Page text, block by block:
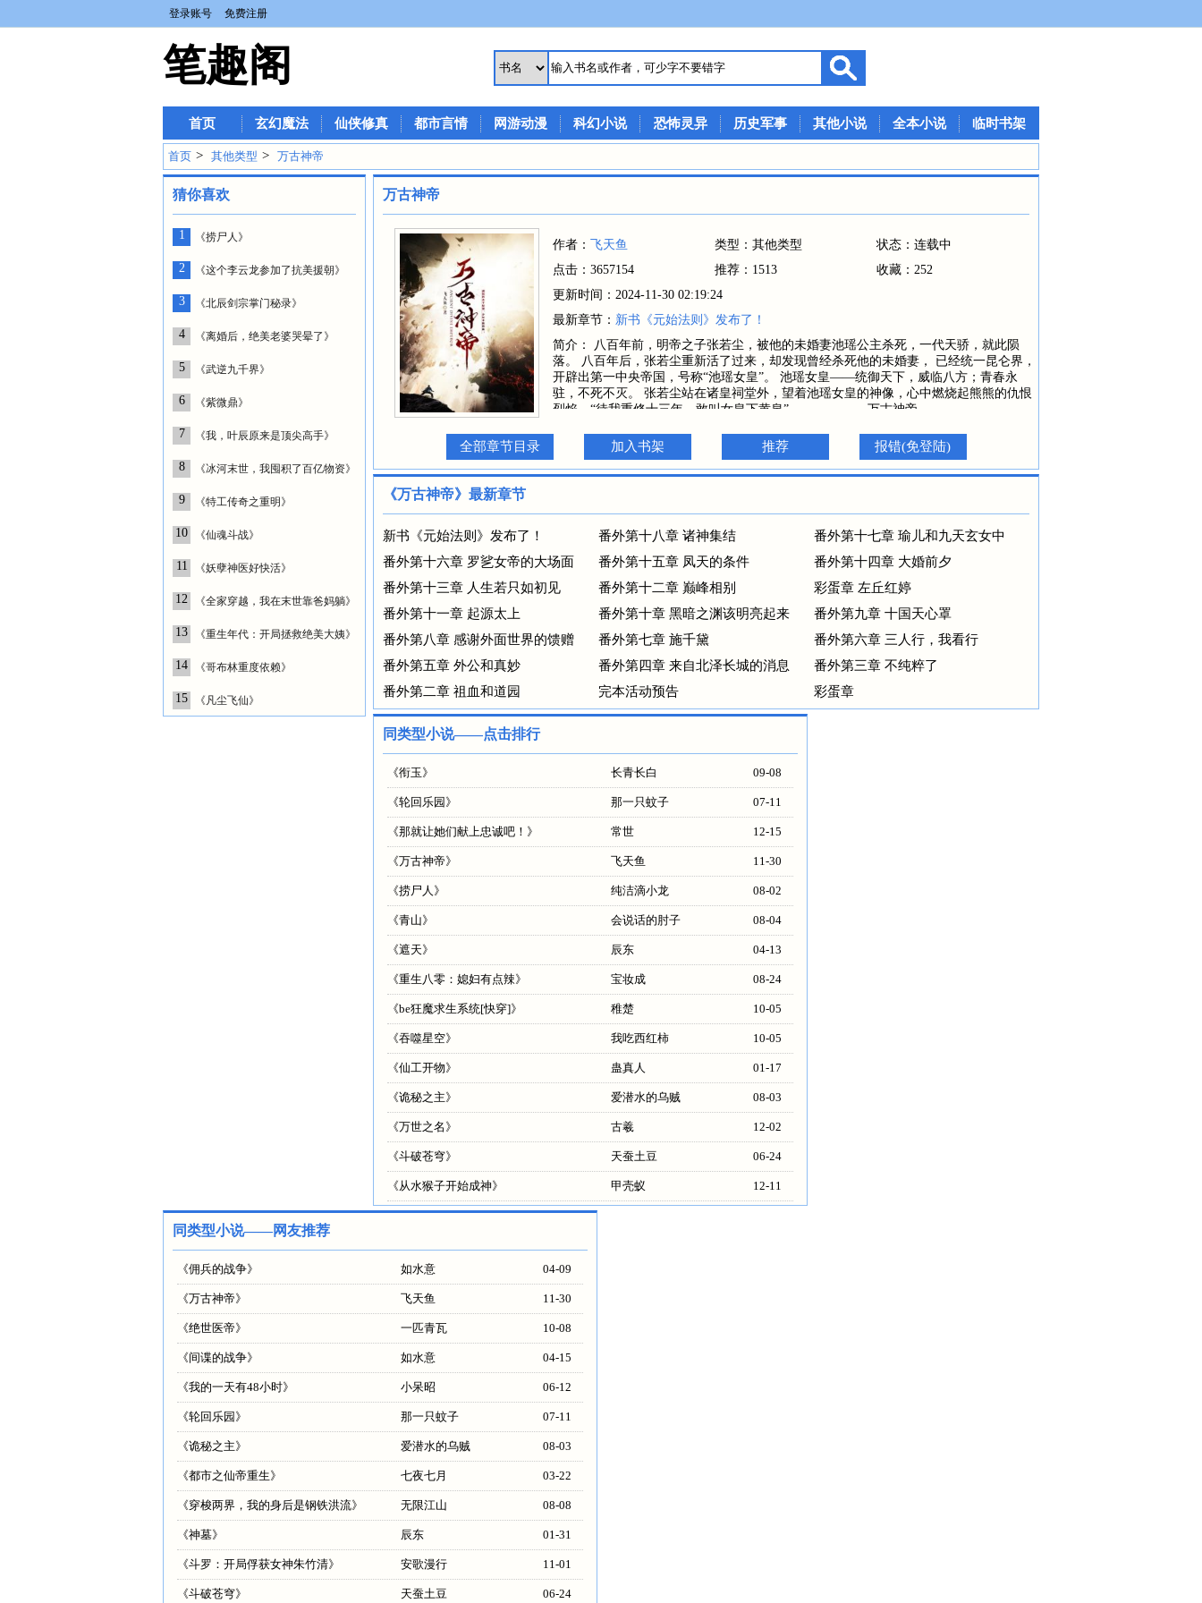
登录账号 免费注册
笔趣阁
首页 玄幻魔法 仙侠修真 都市言情 网游动漫 科幻小说 恐怖灵异 历史军事 其他小说 全本小说 临时书架
首页 > 其他类型 > 万古神帝
猜你喜欢
1 《捞尸人》
2 《这个李云龙参加了抗美援朝》
3 《北辰剑宗掌门秘录》
4 《离婚后，绝美老婆哭晕了》
5 《武逆九千界》
6 《紫微鼎》
7 《我，叶辰原来是顶尖高手》
8 《冰河末世，我囤积了百亿物资》
9 《特工传奇之重明》
10 《仙魂斗战》
11 《妖孽神医好快活》
12 《全家穿越，我在末世靠爸妈躺》
13 《重生年代：开局拯救绝美大姨》
14 《哥布林重度依赖》
15 《凡尘飞仙》
万古神帝
作者： 飞天鱼 类型：其他类型
状态：连载中
点击：3657154
推荐：1513
收藏：252
更新时间：2024-11-30 02:19:24
最新章节： 新书《元始法则》发布了！
简介： 八百年前，明帝之子张若尘，被他的未婚妻池瑶公主杀死，一代天骄，就此陨
落。 八百年后，张若尘重新活了过来，却发现曾经杀死他的未婚妻， 已经统一昆仑界，
开辟出第一中央帝国，号称“池瑶女皇”。 池瑶女皇——统御天下，威临八方；青春永
驻，不死不灭。 张若尘站在诸皇祠堂外，望着池瑶女皇的神像，心中燃烧起熊熊的仇恨
烈焰，“待我重修十三年，敢叫女皇下黄泉”。 ………… --万古神帝
全部章节目录 加入书架 推荐 报错(免登陆)
《万古神帝》最新章节
新书《元始法则》发布了！ 番外第十八章 诸神集结
番外第十七章 瑜儿和九天玄女中
番外第十六章 罗乷女帝的大场面
番外第十五章 凤天的条件
番外第十四章 大婚前夕
番外第十三章 人生若只如初见
番外第十二章 巅峰相别
彩蛋章 左丘红婷
番外第十一章 起源太上
番外第十章 黑暗之渊该明亮起来
番外第九章 十国天心罩
番外第八章 感谢外面世界的馈赠
番外第七章 施千黛
番外第六章 三人行，我看行
番外第五章 外公和真妙
番外第四章 来自北泽长城的消息
番外第三章 不纯粹了
番外第二章 祖血和道园
完本活动预告 彩蛋章
同类型小说——点击排行
《衔玉》 长青长白 09-08
《轮回乐园 》 那一只蚊子 07-11
《那就让她们献上忠诚吧！ 》 常世 12-15
《万古神帝》 飞天鱼 11-30
《捞尸人 》 纯洁滴小龙 08-02
《青山》 会说话的肘子 08-04
《遮天》 辰东 04-13
《重生八零：媳妇有点辣》 宝妆成 08-24
《be狂魔求生系统[快穿]》 稚楚 10-05
《吞噬星空》 我吃西红柿 10-05
《仙工开物》 蛊真人 01-17
《诡秘之主》 爱潜水的乌贼 08-03
《万世之名 》 古羲 12-02
《斗破苍穹》 天蚕土豆 06-24
《从水猴子开始成神》 甲壳蚁 12-11
同类型小说——网友推荐
《佣兵的战争》 如水意 04-09
《万古神帝》 飞天鱼 11-30
《绝世医帝》 一匹青瓦 10-08
《间谍的战争》 如水意 04-15
《我的一天有48小时》 小呆昭 06-12
《轮回乐园 》 那一只蚊子 07-11
《诡秘之主》 爱潜水的乌贼 08-03
《都市之仙帝重生》 七夜七月 03-22
《穿梭两界，我的身后是钢铁洪流》 无限江山 08-08
《神墓》 辰东 01-31
《斗罗：开局俘获女神朱竹清》 安歌漫行 11-01
《斗破苍穹》 天蚕土豆 06-24